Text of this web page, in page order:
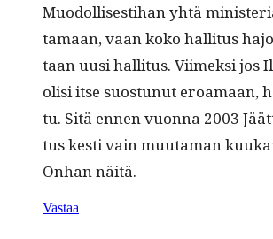
Muodol­lis­es­ti­han yhtä
ta­maan, vaan koko hal­li­tus
taan uusi hal­li­tus. Viimek­si jos
olisi itse suos­tunut eroa­maan,
tu. Sitä ennen vuon­na 2003
tus kesti vain muu­ta­man
Onhan näitä.
Vastaa